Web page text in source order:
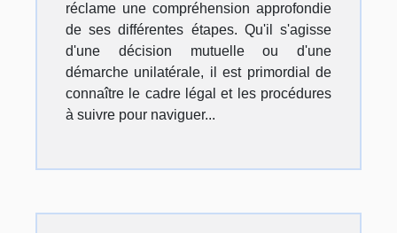
réclame une compréhension approfondie
de ses différentes étapes. Qu'il s'agisse
d'une décision mutuelle ou d'une
démarche unilatérale, il est primordial de
connaître le cadre légal et les procédures
à suivre pour naviguer...